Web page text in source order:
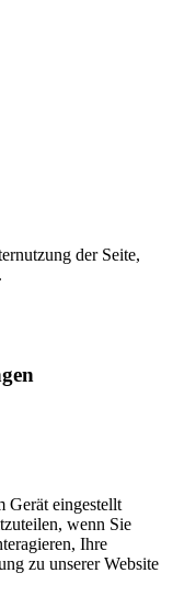
der Seite,
Gerät eingestellt
wenn Sie
Ihre
zu unserer Website